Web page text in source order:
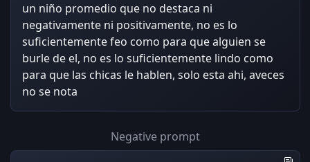
un niño promedio que no destaca ni
negativamente ni positivamente, no es lo
suficientemente feo como para que alguien se
burle de el, no es lo suficientemente lindo como
para que las chicas le hablen, solo esta ahi, aveces
no se nota
Negative prompt